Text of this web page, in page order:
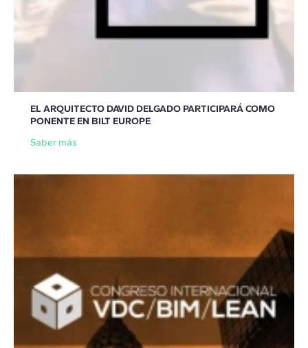
EL ARQUITECTO DAVID DELGADO PARTICIPARÁ COMO
PONENTE EN BILT EUROPE
Saber más